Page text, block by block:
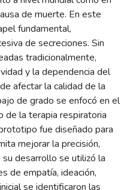
de muerte. En este
fundamental,
de secreciones. Sin
tradicionalmente,
y la dependencia del
afectar la calidad de la
de grado se enfocó en el
de la terapia respiratoria
fue diseñado para
mejorar la precisión,
desarrollo se utilizó la
de empatía, ideación,
se identificaron las